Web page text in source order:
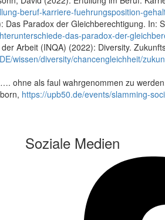
beruf-karriere-fuehrungsposition-
Paradox der Gleichberechtigung. In:
das-paradox-der-
Arbeit (INQA) (2022): Diversity.
wissen/diversity/chancengleichheit/
ohne als faul wahrgenommen zu
https://upb50.de/events/slamming-
Soziale Medien